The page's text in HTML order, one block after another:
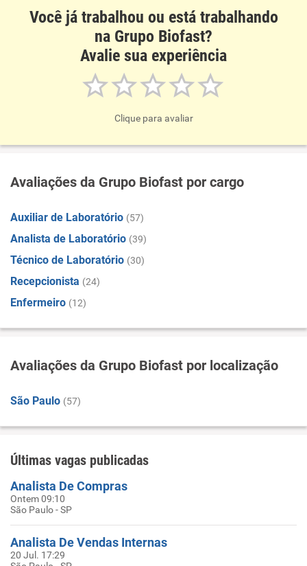
Você já trabalhou ou está trabalhando
na Grupo Biofast?
Avalie sua experiência
Clique para avaliar
Avaliações da Grupo Biofast por cargo
Auxiliar de Laboratório (57)
Analista de Laboratório (39)
Técnico de Laboratório (30)
Recepcionista (24)
Enfermeiro (12)
Avaliações da Grupo Biofast por localização
São Paulo (57)
Últimas vagas publicadas
Analista De Compras
Ontem 09:10
São Paulo - SP
Analista De Vendas Internas
20 Jul. 17:29